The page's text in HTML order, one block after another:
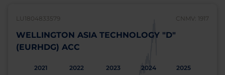
LU1804833579 CNMV: 1917
WELLINGTON ASIA TECHNOLOGY "D"
(EURHDG) ACC
2021 2022 2023 2024 2025